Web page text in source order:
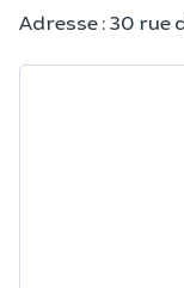
Adresse : 30 rue